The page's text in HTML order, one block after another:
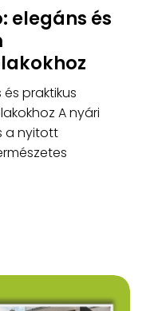
elegáns és
praktikus
A nyári
a nyitott